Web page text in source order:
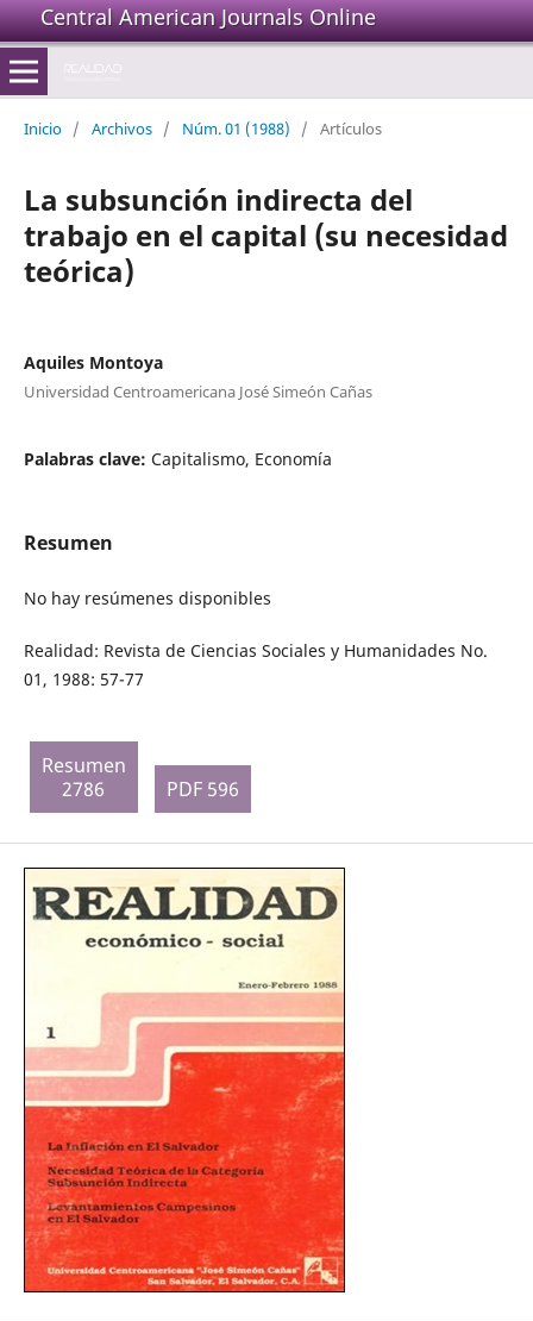
Central American Journals Online
Inicio / Archivos / Núm. 01 (1988) / Artículos
La subsunción indirecta del
trabajo en el capital (su necesidad
teórica)
Aquiles Montoya
Universidad Centroamericana José Simeón Cañas
Palabras clave: Capitalismo, Economía
Resumen
No hay resúmenes disponibles
Realidad: Revista de Ciencias Sociales y Humanidades No.
01, 1988: 57-77
Resumen
2786
PDF 596